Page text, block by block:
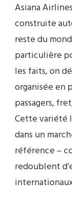
Asiana
construite
reste du
particulière
les faits, on
organisée en
passagers,
Cette variété
dans un
référence –
redoublent